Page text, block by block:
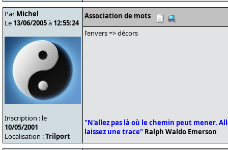
Par Michel
Le 13/06/2005à 12:55:24
Inscription : le
10/05/2001
Localisation :Trilport
Association de mots
l'envers => décors
"N'allez pas là où le chemin peut mener.
laissez une trace" Ralph Waldo Emerson